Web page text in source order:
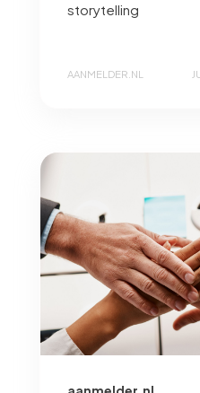
storytelling
AANMELDER.NL